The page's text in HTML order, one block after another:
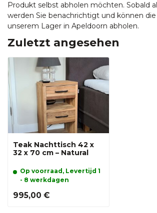
Produkt selbst abholen möchten. Sobald
werden Sie benachrichtigt und können
unserem Lager in Apeldoorn abholen.
Zuletzt angesehen
Teak Nachttisch 42 x
32 x 70 cm – Natural
Op voorraad, Levertijd 1
- 8 werkdagen
995,00 €